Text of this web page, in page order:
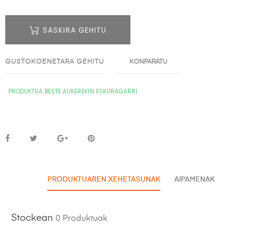
SASKIRA GEHITU
GUSTOKOENETARA GEHITU KONPARATU
PRODUKTUA BESTE AUKEREKIN ESKURAGARRI
PRODUKTUAREN XEHETASUNAK AIPAMENAK
Stockean 0 Produktuak